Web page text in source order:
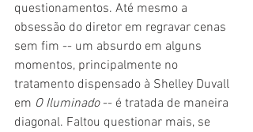
questionamentos. Até mesmo a
obsessão do diretor em regravar cenas
sem fim -- um absurdo em alguns
momentos, principalmente no
tratamento dispensado à Shelley Duvall
em O Iluminado -- é tratada de maneira
diagonal. Faltou questionar mais, se